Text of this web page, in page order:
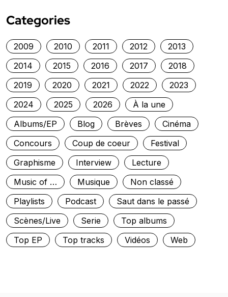
Categories
2009 2010 2011 2012
2013
2014
2015 2016 2017
2018
2019
2020 2021 2022
2023
2024
2025 2026
À la une
Albums/EP
Blog Brèves
Cinéma
Concours
Coup de coeur
Festival
Graphisme
Interview
Lecture
Music of …
Musique
Non classé
Playlists
Podcast
Saut dans le passé
Scènes/Live
Serie
Top albums
Top EP
Top tracks Vidéos Web